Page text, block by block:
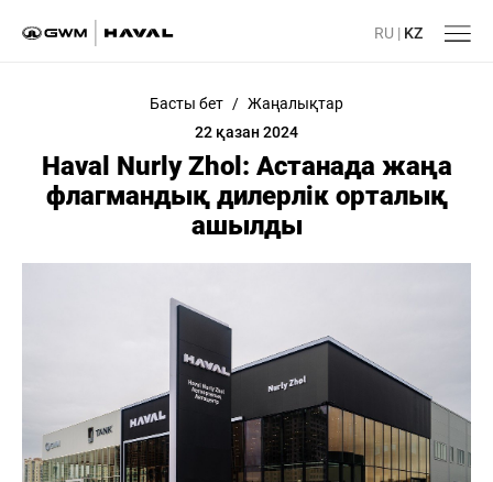
RU | KZ
Басты бет / Жаңалықтар
22 қазан 2024
Haval Nurly Zhol: Астанада жаңа
флагмандық дилерлік орталық
ашылды